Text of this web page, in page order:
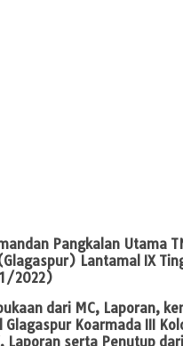
Pangkalan Utama
Lantamal IX
2022)
dari MC, Laporan,
Koarmada III
Laporan serta Penutup